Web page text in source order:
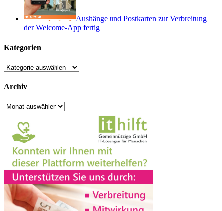
Aushänge und Postkarten zur Verbreitung
der Welcome-App fertig
Kategorien
Kategorien
Archiv
Archiv